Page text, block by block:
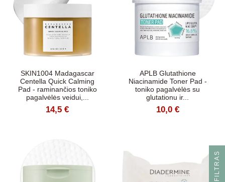
SKIN1004 Madagascar
Centella Quick Calming
Pad - raminančios toniko
pagalvėlės veidui,...
14,5 €
APLB Glutathione
Niacinamide Toner Pad -
toniko pagalvėlės su
glutationu ir...
10,0 €
S